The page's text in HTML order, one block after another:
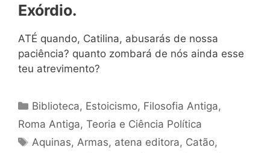
Exórdio.
ATÉ quando, Catilina, abusarás de nossa
paciência? quanto zombará de nós ainda esse
teu atrevimento?
Categorias
Biblioteca, Estoicismo, Filosofia Antiga,
Roma Antiga, Teoria e Ciência Política
Tags
Aquinas, Armas, atena editora, Catão,